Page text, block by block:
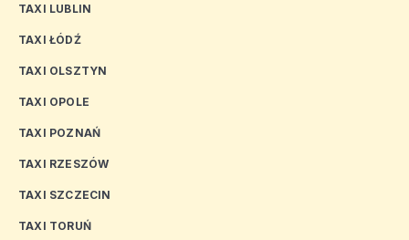
TAXI LUBLIN
TAXI ŁÓDŹ
TAXI OLSZTYN
TAXI OPOLE
TAXI POZNAŃ
TAXI RZESZÓW
TAXI SZCZECIN
TAXI TORUŃ